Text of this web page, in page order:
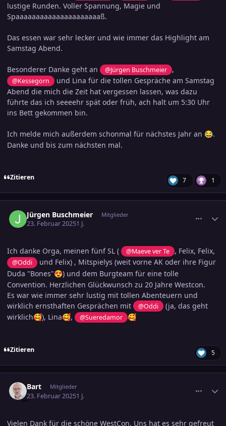
lustige Runden. Voller Spannung, Magie und
Spaaaaaaaaaaaaaaaaaaaaaß.
Das essen war sehr lecker und wie immer das Highlight am
Samstag Abend.
Besonderer Danke geht an @Jürgen Buschmeier ,
@Kessegorn
und Lina für die tollen Gespräche am Samstag
Abend die mich die Zeit hat vergessen lassen, was dazu
führte das ich seeeehr spät oder früh, ach halt um 5:30 Uhr
ins Bett gekommen bin.
Ich melde mich außerdem schonmal für nächstes Jahr an 😂.
Danke und bis zum nächsten mal.
Zitieren 7 1
Jürgen Buschmeier Mitglieder
23. Februar 20251 J.
Ich danke Orga, meinen fünf SL ( @Maeve ver Te , Felix, Felix,
@Oddi
und Felix) , Mitspielys (weit vorne AK oder ihre Figur
Duda "Bones"😍) und dem Burgteam für eine tolle
Convention. Herzlichen Glückwunsch zu 20 Jahre Westcon.
Es war wie immer sehr lustig mit tollen Abenteuern und
wirklich ernsthaften Gesprächen mit
@Oddi
(ja, das geht
wirklich🥰), Lina🥰, @Sueredamor 🥰
Zitieren 5
Bart Mitglieder
23. Februar 20251 J.
Vielen Dank für die schöne WestCon. Uns hat es sehr gefreut